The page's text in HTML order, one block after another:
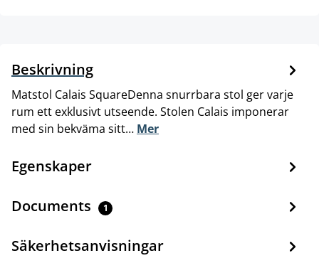
Beskrivning
Matstol Calais SquareDenna snurrbara stol ger varje
rum ett exklusivt utseende. Stolen Calais imponerar
med sin bekväma sitt… Mer
Egenskaper
Documents 1
Säkerhetsanvisningar